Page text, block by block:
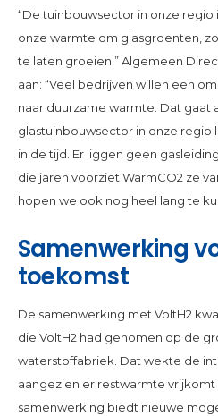
“De tuinbouwsector in onze regio
onze warmte om glasgroenten,
te laten groeien.” Algemeen
aan: “Veel bedrijven willen een
naar duurzame warmte. Dat gaat
glastuinbouwsector in onze
in de tijd. Er liggen geen
die jaren voorziet WarmCO2 ze
hopen we ook nog heel lang te
Samenwerking
toekomst
De samenwerking met VoltH2
die VoltH2 had genomen op de
waterstoffabriek. Dat wekte de
aangezien er restwarmte
samenwerking biedt nieuwe